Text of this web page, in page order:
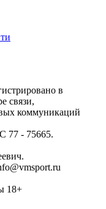
в
связи,
коммуникаций
77 - 75665.
18+